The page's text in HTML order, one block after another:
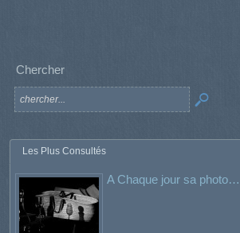
Chercher
Les Plus Consultés
A Chaque jour sa photo…